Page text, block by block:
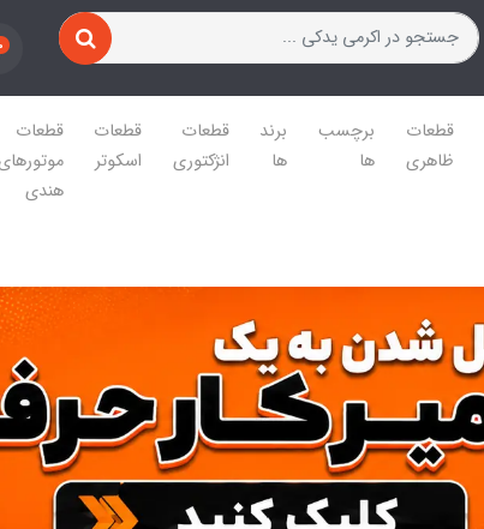
0
قطعات
ظاهری
برچسب
ها
برند
ها
قطعات
انژکتوری
قطعات
اسکوتر
قطعات
هندی